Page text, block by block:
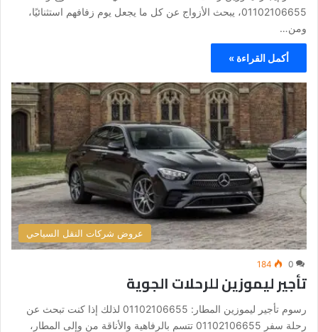
01102106655، يبحث الأزواج عن كل ما يجعل يوم زفافهم استثنائيًا،
ومن…
أكمل القراءة »
عروض شركات النقل السياحي
0
184
تأجير ليموزين للرحلات الجوية
رسوم تأجير ليموزين المطار: 01102106655 لذلك إذا كنت تبحث عن
رحلة سفر 01102106655 تتسم بالرفاهية والأناقة من وإلى المطار،